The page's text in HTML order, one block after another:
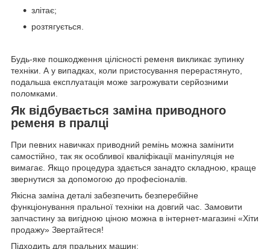
злітає;
розтягується.
Будь-яке пошкодження цілісності ременя викликає зупинку
техніки. А у випадках, коли пристосування перерастянуто,
подальша експлуатація може загрожувати серйозними
поломками.
Як відбувається заміна приводного
ременя в пралці
При певних навичках приводний ремінь можна замінити
самостійно, так як особливої кваліфікації маніпуляція не
вимагає. Якщо процедура здається занадто складною, краще
звернутися за допомогою до професіоналів.
Якісна заміна деталі забезпечить безперебійне
функціонування пральної техніки на довгий час. Замовити
запчастину за вигідною ціною можна в інтернет-магазині «Хіти
продажу» Звертайтеся!
Підходить для пральних машин: